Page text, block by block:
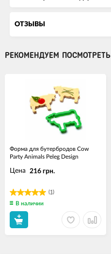
ОТЗЫВЫ
РЕКОМЕНДУЕМ ПОСМОТРЕТЬ
Форма для бутербродов Cow
Party Animals Peleg Design
(1)
Цена 216 грн.
В наличии